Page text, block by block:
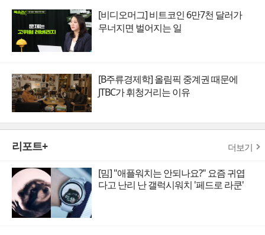
[비디오머그] 비트코인 6만7천 달러가
무너지면 벌어지는 일
[B주류경제학] 올림픽 중계권 때문에
JTBC가 휘청거리는 이유
리포트+ 더보기
[밈] "애플워치는 안되나요?" 요즘 귀엽
다고 난리 난 갤럭시워치 '페드로 라쿤'